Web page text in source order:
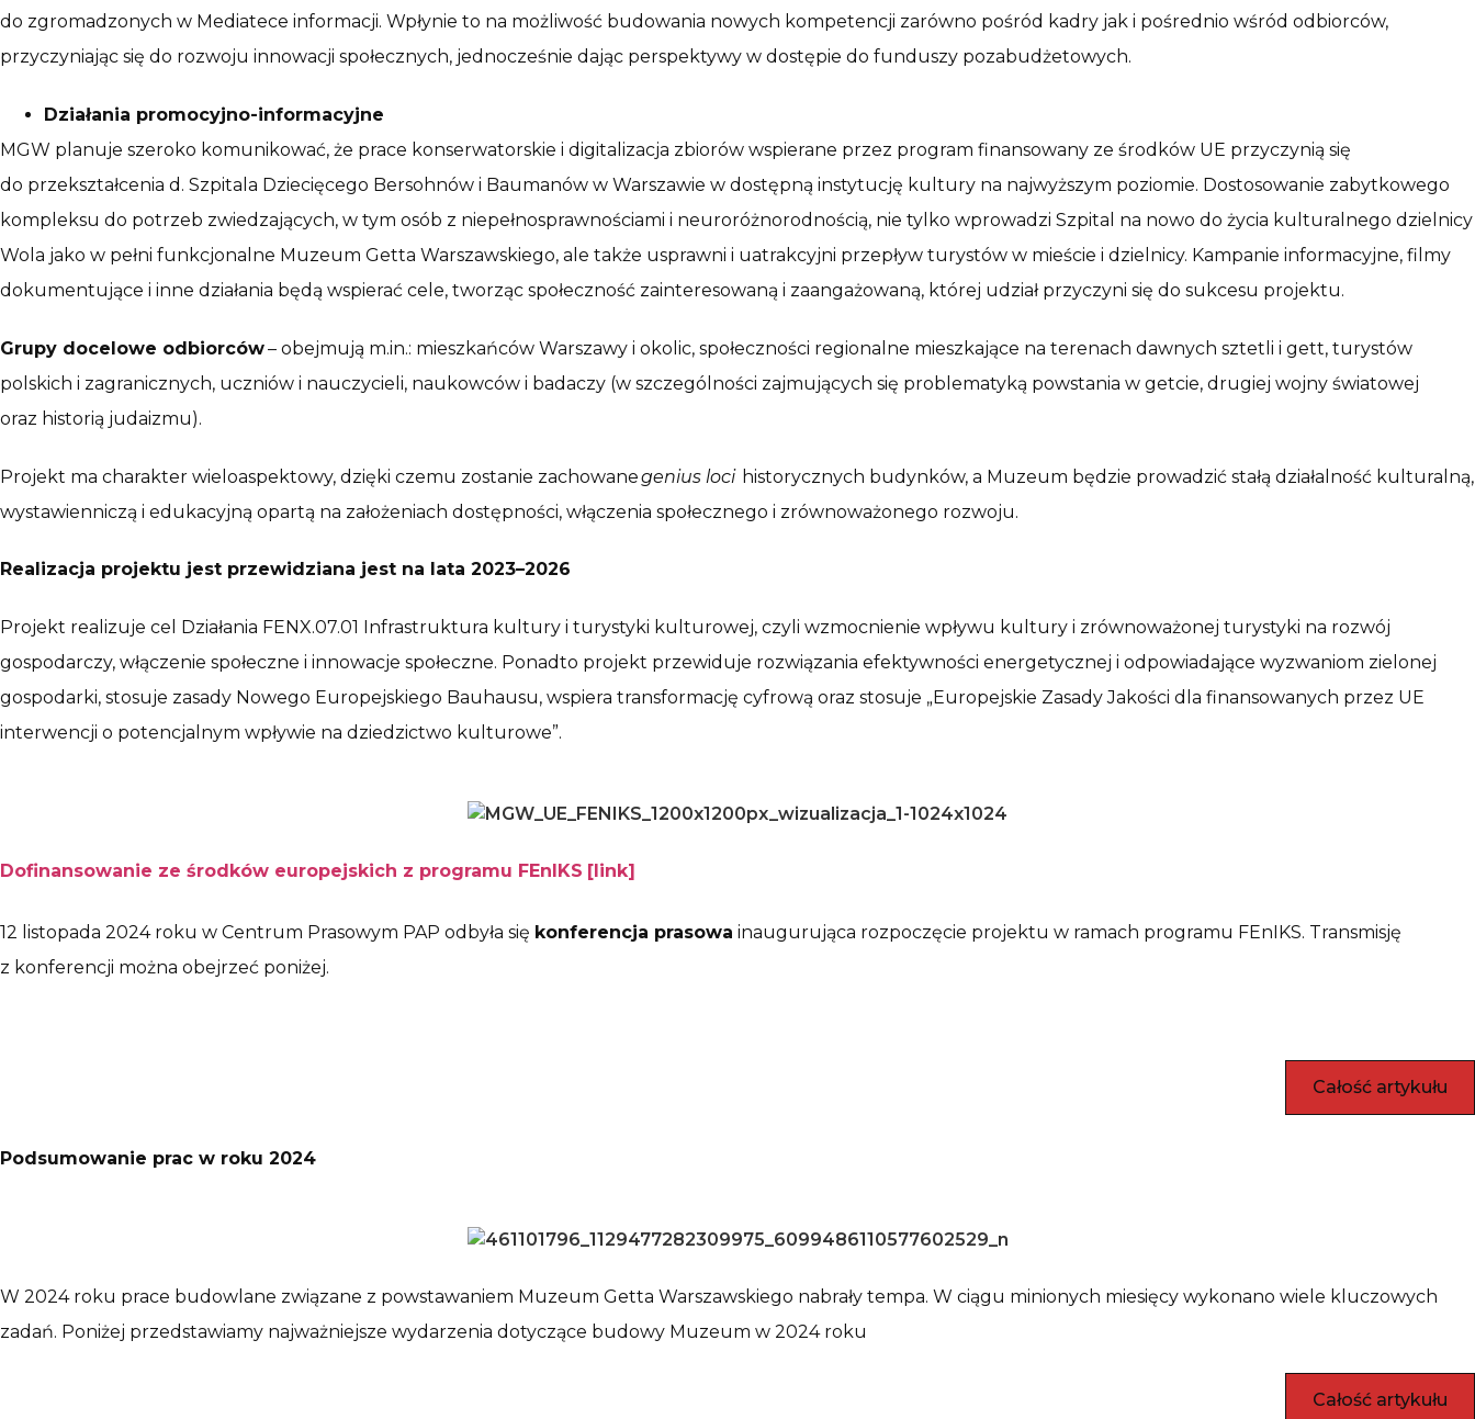
do zgromadzonych w Mediatece informacji. Wpłynie to na możliwość budowania nowych kompetencji zarówno pośród kadry jak i pośrednio wśród odbiorców,
przyczyniając się do rozwoju innowacji społecznych, jednocześnie dając perspektywy w dostępie do funduszy pozabudżetowych.
Działania promocyjno-informacyjne
MGW planuje szeroko komunikować, że prace konserwatorskie i digitalizacja zbiorów wspierane przez program finansowany ze środków UE przyczynią się
do przekształcenia d. Szpitala Dziecięcego Bersohnów i Baumanów w Warszawie w dostępną instytucję kultury na najwyższym poziomie. Dostosowanie zabytkowego
kompleksu do potrzeb zwiedzających, w tym osób z niepełnosprawnościami i neuroróżnorodnością, nie tylko wprowadzi Szpital na nowo do życia kulturalnego dzielnicy
Wola jako w pełni funkcjonalne Muzeum Getta Warszawskiego, ale także usprawni i uatrakcyjni przepływ turystów w mieście i dzielnicy. Kampanie informacyjne, filmy
dokumentujące i inne działania będą wspierać cele, tworząc społeczność zainteresowaną i zaangażowaną, której udział przyczyni się do sukcesu projektu.
Grupy docelowe odbiorców– obejmują m.in.: mieszkańców Warszawy i okolic, społeczności regionalne mieszkające na terenach dawnych sztetli i gett, turystów
polskich i zagranicznych, uczniów i nauczycieli, naukowców i badaczy (w szczególności zajmujących się problematyką powstania w getcie, drugiej wojny światowej
oraz historią judaizmu).
Projekt ma charakter wieloaspektowy, dzięki czemu zostanie zachowanegenius locihistorycznych budynków, a Muzeum będzie prowadzić stałą działalność kulturalną,
wystawienniczą i edukacyjną opartą na założeniach dostępności, włączenia społecznego i zrównoważonego rozwoju.
Realizacja projektu jest przewidziana jest na lata 2023–2026
Projekt realizuje cel Działania FENX.07.01 Infrastruktura kultury i turystyki kulturowej, czyli wzmocnienie wpływu kultury i zrównoważonej turystyki na rozwój
gospodarczy, włączenie społeczne i innowacje społeczne. Ponadto projekt przewiduje rozwiązania efektywności energetycznej i odpowiadające wyzwaniom zielonej
gospodarki, stosuje zasady Nowego Europejskiego Bauhausu, wspiera transformację cyfrową oraz stosuje „Europejskie Zasady Jakości dla finansowanych przez UE
interwencji o potencjalnym wpływie na dziedzictwo kulturowe”.
Dofinansowanie ze środków europejskich z programu FEnIKS [link]
12 listopada 2024 roku w Centrum Prasowym PAP odbyła się konferencja prasowa inaugurująca rozpoczęcie projektu w ramach programu FEnIKS. Transmisję
z konferencji można obejrzeć poniżej.
Całość artykułu
Podsumowanie prac w roku 2024
W 2024 roku prace budowlane związane z powstawaniem Muzeum Getta Warszawskiego nabrały tempa. W ciągu minionych miesięcy wykonano wiele kluczowych
zadań. Poniżej przedstawiamy najważniejsze wydarzenia dotyczące budowy Muzeum w 2024 roku
Całość artykułu